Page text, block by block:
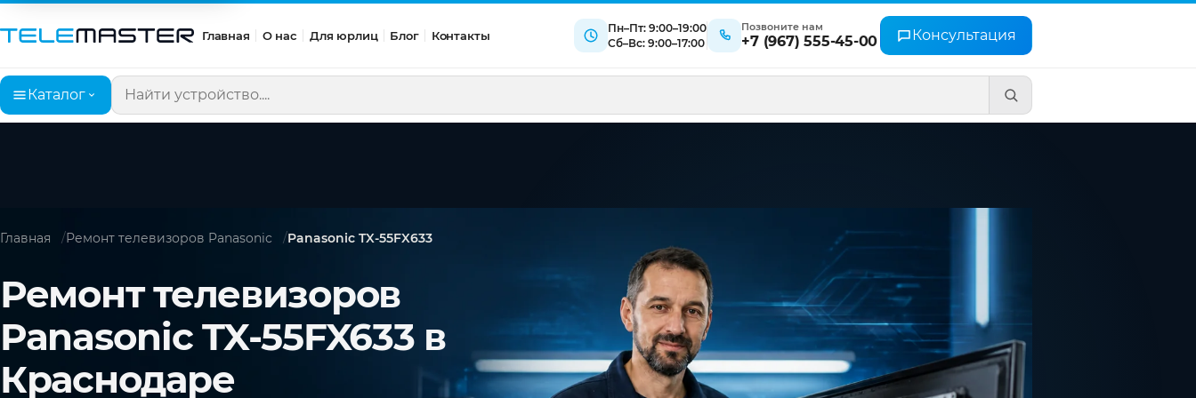
Главная О нас Для юрлиц Блог Контакты
Пн–Пт: 9:00–19:00
Сб–Вс: 9:00–17:00
Позвоните нам
+7 (967) 555-45-00 Консультация
Каталог
Поиск по сайту
Главная Ремонт телевизоров Panasonic Panasonic TX-55FX633
Ремонт телевизоров
Panasonic TX-55FX633 в
Краснодаре